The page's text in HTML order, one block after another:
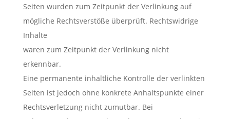
Seiten wurden zum Zeitpunkt der Verlinkung auf
mögliche Rechtsverstöße überprüft. Rechtswidrige
Inhalte
waren zum Zeitpunkt der Verlinkung nicht
erkennbar.
Eine permanente inhaltliche Kontrolle der verlinkten
Seiten ist jedoch ohne konkrete Anhaltspunkte einer
Rechtsverletzung nicht zumutbar. Bei